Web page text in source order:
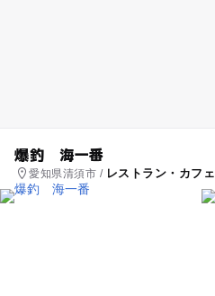
爆釣 海一番
愛知県清須市 / レストラン・カフェ